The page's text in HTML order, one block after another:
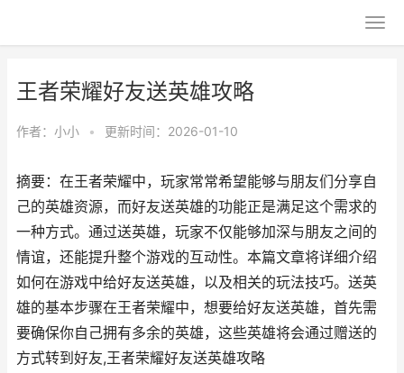
王者荣耀好友送英雄攻略
作者： 小小 • 更新时间：2026-01-10
摘要：在王者荣耀中，玩家常常希望能够与朋友们分享自
己的英雄资源，而好友送英雄的功能正是满足这个需求的
一种方式。通过送英雄，玩家不仅能够加深与朋友之间的
情谊，还能提升整个游戏的互动性。本篇文章将详细介绍
如何在游戏中给好友送英雄，以及相关的玩法技巧。送英
雄的基本步骤在王者荣耀中，想要给好友送英雄，首先需
要确保你自己拥有多余的英雄，这些英雄将会通过赠送的
方式转到好友,王者荣耀好友送英雄攻略